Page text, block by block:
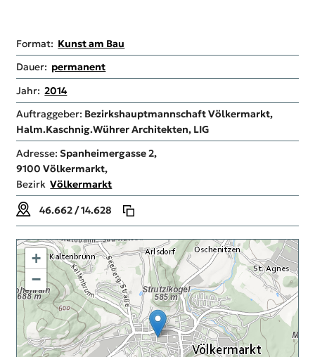
Format: Kunst am Bau
Dauer: permanent
Jahr: 2014
Auftraggeber: Bezirkshauptmannschaft Völkermarkt,
Halm.Kaschnig.Wührer Architekten, LIG
Adresse: Spanheimergasse 2,
9100 Völkermarkt,
Bezirk Völkermarkt
46.662 / 14.628
+
−